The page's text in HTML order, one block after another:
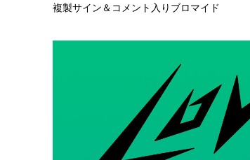
複製サイン＆コメント入りブロマイド